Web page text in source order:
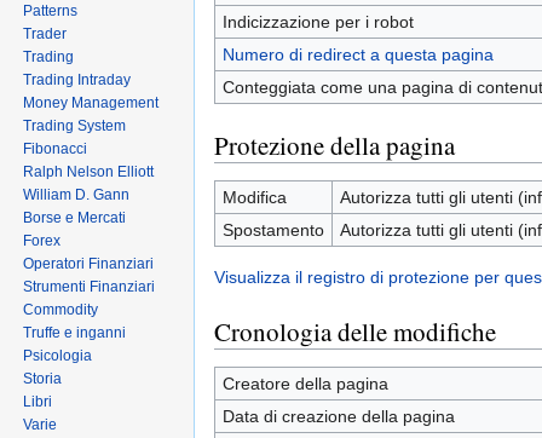
Indicizzazione per i robot
Numero di redirect a questa pagina
Conteggiata come una pagina di
Protezione della pagina
Modifica
Autorizza tutti gli utenti
Spostamento
Autorizza tutti gli utenti
Visualizza il registro di protezione per
Cronologia delle modifiche
Creatore della pagina
Data di creazione della pagina
Patterns
Trader
Trading
Trading Intraday
Money Management
Trading System
Fibonacci
Ralph Nelson Elliott
William D. Gann
Borse e Mercati
Forex
Operatori Finanziari
Strumenti Finanziari
Commodity
Truffe e inganni
Psicologia
Storia
Libri
Varie